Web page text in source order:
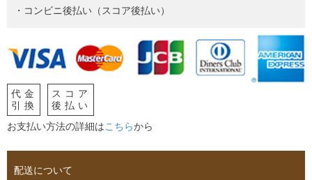
・コンビニ後払い（スコア後払い）
代金
引換
スコア
後払い
お支払い方法の詳細はこちらから
配送について